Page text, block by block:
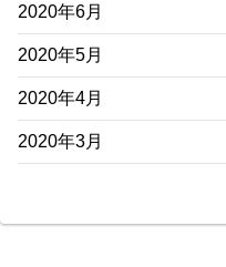
2020年6月
2020年5月
2020年4月
2020年3月